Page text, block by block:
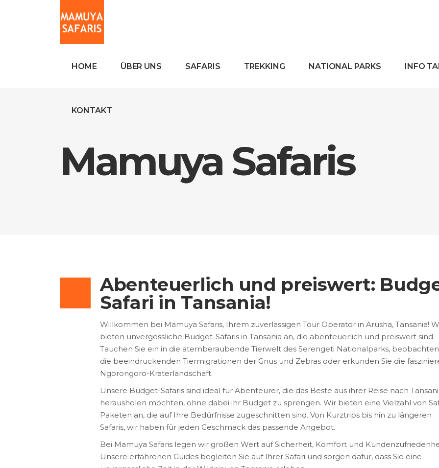
HOME ÜBER UNS SAFARIS TREKKING NATIONAL PARKS INFO
KONTAKT
Mamuya Safaris
Abenteuerlich und preiswert:
Safari in Tansania!
Willkommen bei Mamuya Safaris, Ihrem zuverlässigen Tour Operator in Arusha, Tansania!
bieten unvergessliche Budget-Safaris in Tansania an, die abenteuerlich und preiswert sind.
Tauchen Sie ein in die atemberaubende Tierwelt des Serengeti Nationalparks, beobachten
die beeindruckenden Tiermigrationen der Gnus und Zebras oder erkunden Sie die
Ngorongoro-Kraterlandschaft.
Unsere Budget-Safaris sind ideal für Abenteurer, die das Beste aus ihrer Reise nach
herausholen möchten, ohne dabei ihr Budget zu sprengen. Wir bieten eine Vielzahl von
Paketen an, die auf Ihre Bedürfnisse zugeschnitten sind. Von Kurztrips bis hin zu längeren
Safaris, wir haben für jeden Geschmack das passende Angebot.
Bei Mamuya Safaris legen wir großen Wert auf Sicherheit, Komfort und
Unsere erfahrenen Guides begleiten Sie auf Ihrer Safari und sorgen dafür, dass Sie eine